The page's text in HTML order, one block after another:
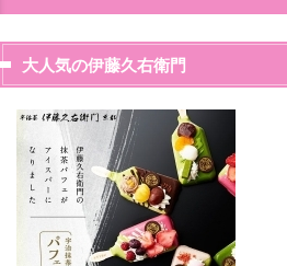
大人気の伊藤久右衛門